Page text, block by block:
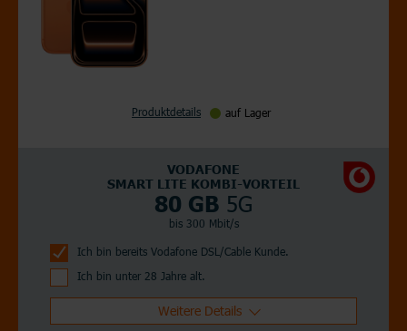
Produktdetails auf Lager
VODAFONE
SMART LITE KOMBI-VORTEIL
80 GB 5G
bis 300 Mbit/s
Ich bin bereits Vodafone DSL/Cable Kunde.
Ich bin unter 28 Jahre alt.
Weitere Details